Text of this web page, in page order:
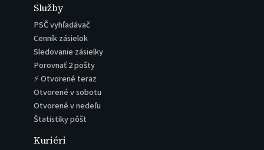
Služby
PSČ vyhľadávač
Cenník zásielok
Sledovanie zásielky
Porovnať 2 pošty
⚡ Otvorené teraz
Otvorené v sobotu
Otvorené v nedeľu
Štatistiky pôšt
Kuriéri